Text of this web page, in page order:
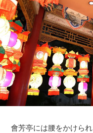
會芳亭には腰をかけら